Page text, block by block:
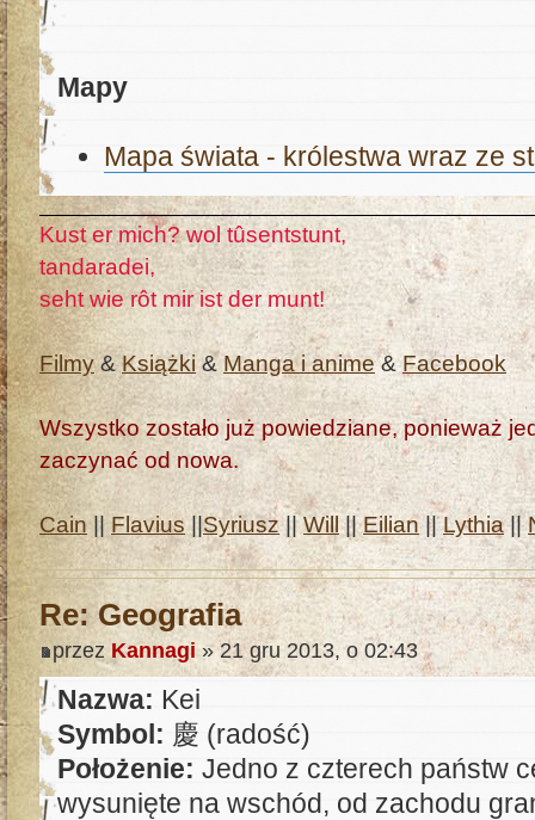
Mapy
Mapa świata - królestwa wraz ze
Kust er mich? wol tûsentstunt,
tandaradei,
seht wie rôt mir ist der munt!
Filmy&Książki&Manga i anime&Facebook
Wszystko zostało już powiedziane, ponieważ
zaczynać od nowa.
Cain|| Flavius||Syriusz||Will||Eilian||Lythia||
Re: Geografia
przez Kannagi » 21 gru 2013, o 02:43
Nazwa: Kei
Symbol: 慶 (radość)
Położenie: Jedno z czterech państw
wysunięte na wschód, od zachodu